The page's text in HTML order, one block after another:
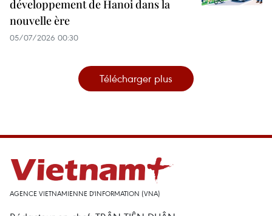
développement de Hanoi dans la
nouvelle ère
05/07/2026 00:30
Télécharger plus
AGENCE VIETNAMIENNE D'INFORMATION (VNA)